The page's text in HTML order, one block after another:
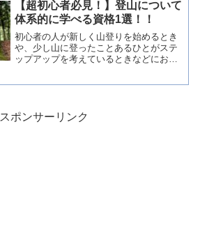
おしゃれなゴルフボールの...
【超初心者必見！】登山について
体系的に学べる資格1選！！
初心者の人が新しく山登りを始めるとき
や、少し山に登ったことあるひとがステ
ップアップを考えているときなどにおす
スポンサーリンク